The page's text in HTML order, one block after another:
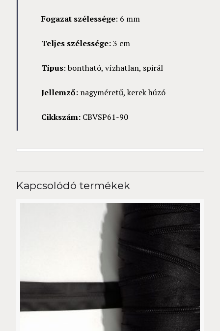
Fogazat szélessége: 6 mm
Teljes szélessége:3 cm
Típus: bontható, vízhatlan, spirál
Jellemző: nagyméretű, kerek húzó
Cikkszám: CBVSP61-90
Kapcsolódó termékek